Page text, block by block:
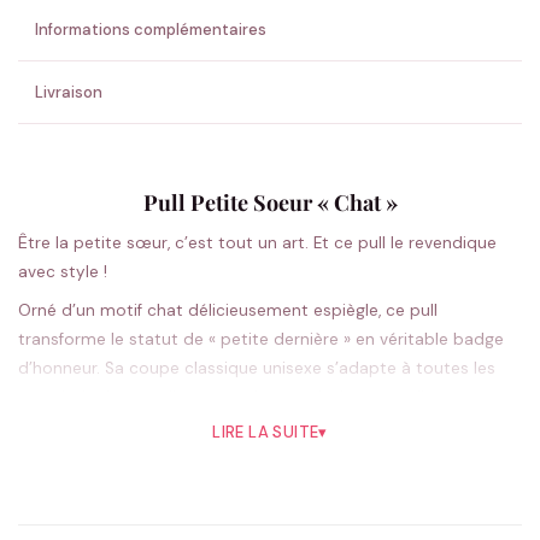
Informations complémentaires
Livraison
Pull Petite Soeur « Chat »
Être la petite sœur, c’est tout un art. Et ce pull le revendique
avec style !
Orné d’un motif chat délicieusement espiègle, ce pull
transforme le statut de « petite dernière » en véritable badge
d’honneur. Sa coupe classique unisexe s’adapte à toutes les
spontanés avec les grands frères et grandes sœurs. Disponible
LIRE LA SUITE▾